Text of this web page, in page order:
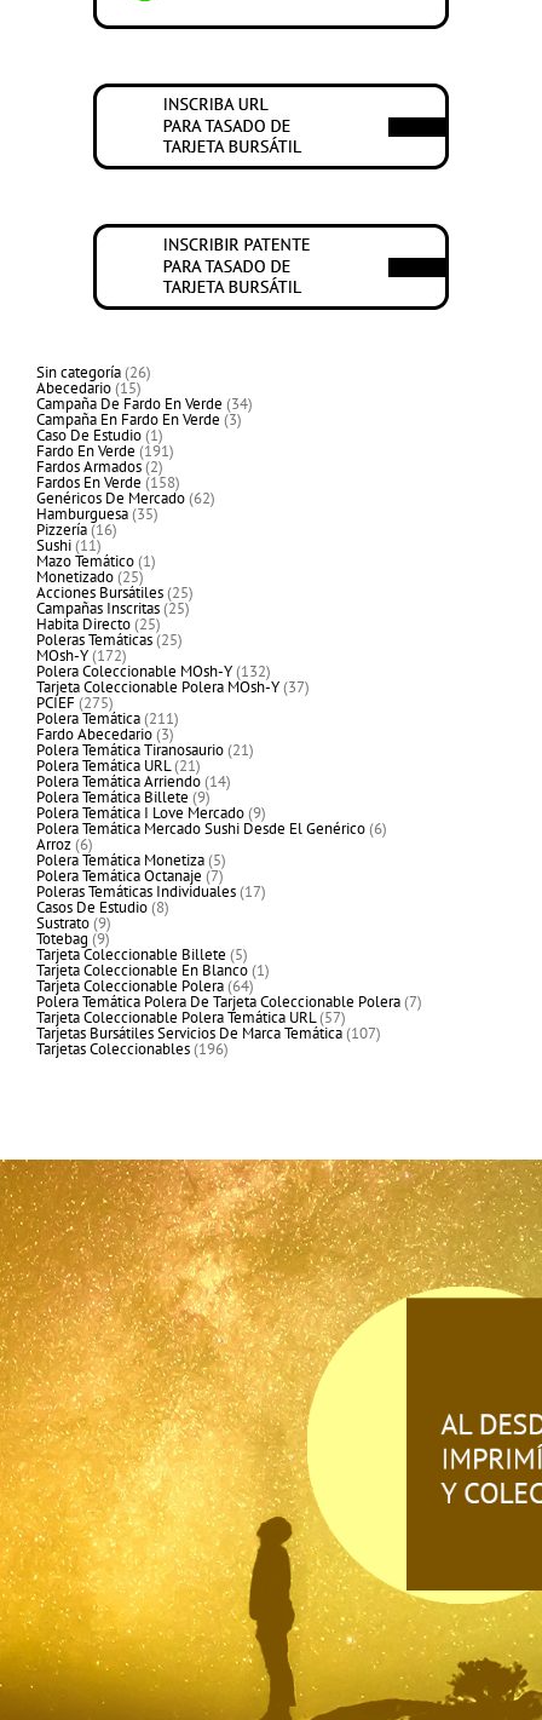
Sin categoría 2626
productos
Abecedario 1515
productos
Campaña De Fardo En Verde 3434
productos
Campaña En Fardo En Verde 33
productos
Caso De Estudio 11
producto
Fardo En Verde 191191
productos
Fardos Armados 22
productos
Fardos En Verde 158158
productos
Genéricos De Mercado 6262
productos
Hamburguesa 3535
productos
Pizzería 1616
productos
Sushi 1111
productos
Mazo Temático 11
producto
Monetizado 2525
productos
Acciones Bursátiles 2525
productos
Campañas Inscritas 2525
productos
Habita Directo 2525
productos
Poleras Temáticas 2525
productos
MOsh-Y 172172
productos
Polera Coleccionable MOsh-Y 132132
productos
Tarjeta Coleccionable Polera MOsh-Y 3737
productos
PCIEF 275275
productos
Polera Temática 211211
productos
Fardo Abecedario 33
productos
Polera Temática Tiranosaurio 2121
productos
Polera Temática URL 2121
productos
Polera Temática Arriendo 1414
productos
Polera Temática Billete 99
productos
Polera Temática I Love Mercado 99
productos
Polera Temática Mercado Sushi Desde El Genérico 66
productos
Arroz 66
productos
Polera Temática Monetiza 55
productos
Polera Temática Octanaje 77
productos
Poleras Temáticas Individuales 1717
productos
Casos De Estudio 88
productos
Sustrato 99
productos
Totebag 99
productos
Tarjeta Coleccionable Billete 55
productos
Tarjeta Coleccionable En Blanco 11
producto
Tarjeta Coleccionable Polera 6464
productos
Polera Temática Polera De Tarjeta Coleccionable Polera 77
productos
Tarjeta Coleccionable Polera Temática URL 5757
productos
Tarjetas Bursátiles Servicios De Marca Temática 107107
productos
Tarjetas Coleccionables 196196
productos